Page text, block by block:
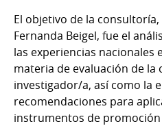
El objetivo de la
Fernanda Beigel, fue el
las experiencias nacionales
materia de evaluación de la
investigador/a, así como la
recomendaciones para
instrumentos de promoción